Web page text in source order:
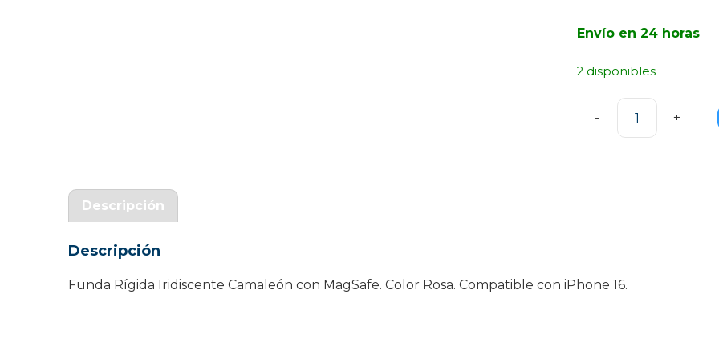
Envío en 24 horas
2 disponibles
Descripción
Descripción
Funda Rígida Iridiscente Camaleón con MagSafe. Color Rosa. Compatible con iPhone 16.